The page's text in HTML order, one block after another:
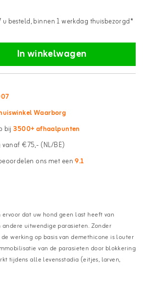
besteld, binnen 1 werkdag thuisbezorgd*
In winkelwagen
Waarborg
bij3500+ afhaalpunten
€75,- (NL/BE)
ons met een9.1
ervoor dat uw hond geen last heeft van
uitwendige parasieten. Zonder
werking op basis van demethicone is louter
van de parasieten door blokkering
tijdens alle levensstadia (eitjes, larven,